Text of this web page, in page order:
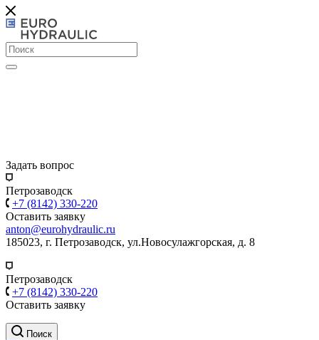
Задать вопрос
Петрозаводск
+7 (8142) 330-220
Оставить заявку
anton@eurohydraulic.ru
185023, г. Петрозаводск, ул.Новосулажгорская, д. 8
Петрозаводск
+7 (8142) 330-220
Оставить заявку
Поиск